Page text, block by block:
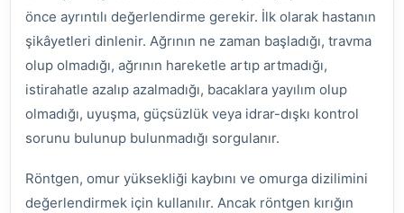
önce ayrıntılı değerlendirme gerekir. İlk olarak hastanın
şikâyetleri dinlenir. Ağrının ne zaman başladığı, travma
olup olmadığı, ağrının hareketle artıp artmadığı,
istirahatle azalıp azalmadığı, bacaklara yayılım olup
olmadığı, uyuşma, güçsüzlük veya idrar-dışkı kontrol
sorunu bulunup bulunmadığı sorgulanır.
Röntgen, omur yüksekliği kaybını ve omurga dizilimini
değerlendirmek için kullanılır. Ancak röntgen kırığın